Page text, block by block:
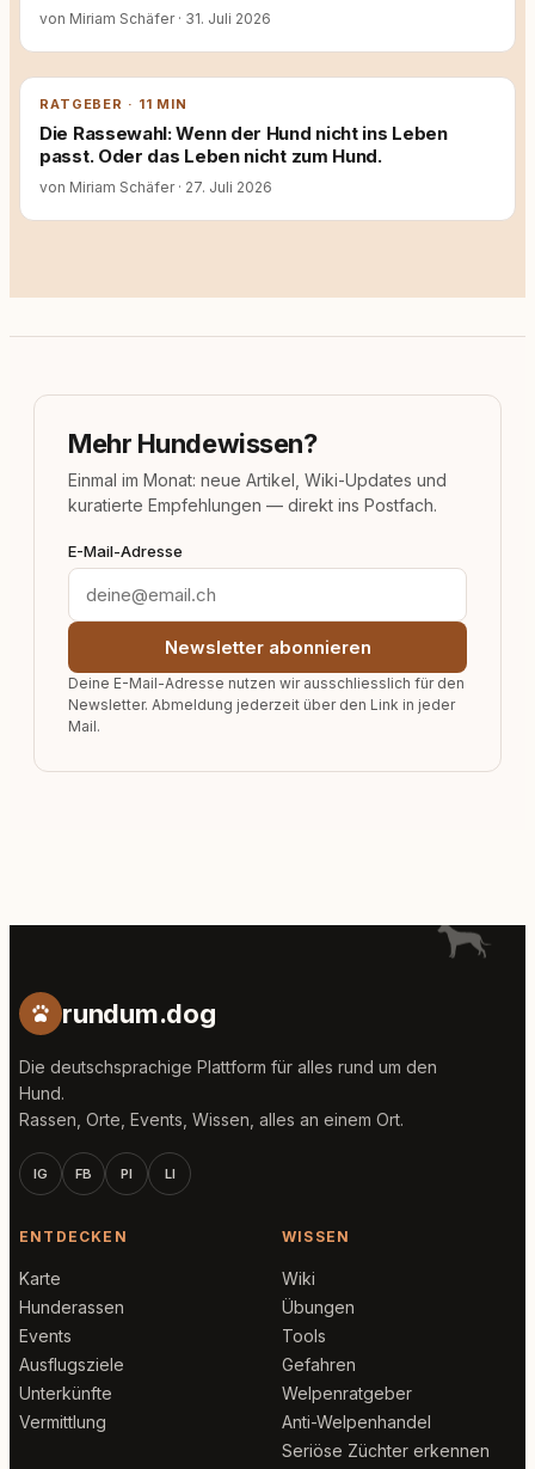
von Miriam Schäfer · 31. Juli 2026
RATGEBER · 11 MIN
Die Rassewahl: Wenn der Hund nicht ins Leben
passt. Oder das Leben nicht zum Hund.
von Miriam Schäfer · 27. Juli 2026
Mehr Hundewissen?
Einmal im Monat: neue Artikel, Wiki-Updates und
kuratierte Empfehlungen — direkt ins Postfach.
E-Mail-Adresse
Newsletter abonnieren
Deine E-Mail-Adresse nutzen wir ausschliesslich für den
Newsletter. Abmeldung jederzeit über den Link in jeder
Mail.
rundum.dog
Die deutschsprachige Plattform für alles rund um den
Hund.
Rassen, Orte, Events, Wissen, alles an einem Ort.
IG FB PI LI
ENTDECKEN
Karte
Hunderassen
Events
Ausflugsziele
Unterkünfte
Vermittlung
WISSEN
Wiki
Übungen
Tools
Gefahren
Welpenratgeber
Anti-Welpenhandel
Seriöse Züchter erkennen